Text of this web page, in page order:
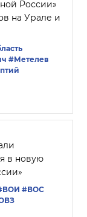
России»
на Урале и
#Метелев
в новую
#ВОС